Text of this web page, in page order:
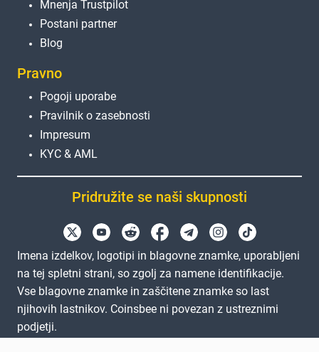
Mnenja Trustpilot
Postani partner
Blog
Pravno
Pogoji uporabe
Pravilnik o zasebnosti
Impresum
KYC & AML
Pridružite se naši skupnosti
Imena izdelkov, logotipi in blagovne znamke, uporabljeni
na tej spletni strani, so zgolj za namene identifikacije.
Vse blagovne znamke in zaščitene znamke so last
njihovih lastnikov. Coinsbee ni povezan z ustreznimi
podjetji.